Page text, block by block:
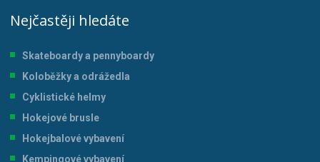
Nejčastěji hledáte
Skateboardy a pennyboardy
Koloběžky a odrážedla
Cyklistické helmy
Hokejové brusle
Hokejbalové vybavení
Kempingové vybavení